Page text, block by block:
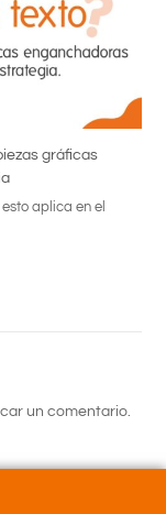
gráficas
aplica en el
un comentario.